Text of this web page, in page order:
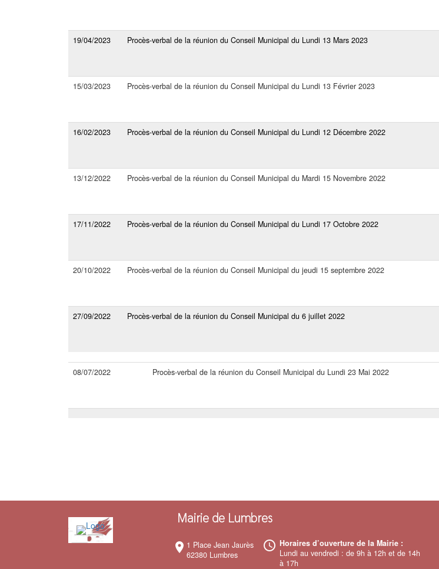
19/04/2023 Procès-verbal de la réunion du Conseil Municipal du Lundi 13 Mars 2023
15/03/2023 Procès-verbal de la réunion du Conseil Municipal du Lundi 13 Février 2023
16/02/2023 Procès-verbal de la réunion du Conseil Municipal du Lundi 12 Décembre 2022
13/12/2022 Procès-verbal de la réunion du Conseil Municipal du Mardi 15 Novembre 2022
17/11/2022 Procès-verbal de la réunion du Conseil Municipal du Lundi 17 Octobre 2022
20/10/2022 Procès-verbal de la réunion du Conseil Municipal du jeudi 15 septembre 2022
27/09/2022 Procès-verbal de la réunion du Conseil Municipal du 6 juillet 2022
08/07/2022 Procès-verbal de la réunion du Conseil Municipal du Lundi 23 Mai 2022
Mairie de Lumbres
room 1 Place Jean Jaurès
62380 Lumbres
access_time Horaires d’ouverture de la Mairie :
Lundi au vendredi : de 9h à 12h et de 14h
à 17h